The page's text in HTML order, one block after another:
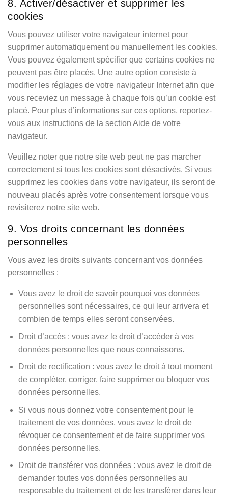
8. Activer/désactiver et supprimer les
cookies
Vous pouvez utiliser votre navigateur internet pour
supprimer automatiquement ou manuellement les cookies.
Vous pouvez également spécifier que certains cookies ne
peuvent pas être placés. Une autre option consiste à
modifier les réglages de votre navigateur Internet afin que
vous receviez un message à chaque fois qu’un cookie est
placé. Pour plus d’informations sur ces options, reportez-
vous aux instructions de la section Aide de votre
navigateur.
Veuillez noter que notre site web peut ne pas marcher
correctement si tous les cookies sont désactivés. Si vous
supprimez les cookies dans votre navigateur, ils seront de
nouveau placés après votre consentement lorsque vous
revisiterez notre site web.
9. Vos droits concernant les données
personnelles
Vous avez les droits suivants concernant vos données
personnelles :
Vous avez le droit de savoir pourquoi vos données
personnelles sont nécessaires, ce qui leur arrivera et
combien de temps elles seront conservées.
Droit d’accès : vous avez le droit d’accéder à vos
données personnelles que nous connaissons.
Droit de rectification : vous avez le droit à tout moment
de compléter, corriger, faire supprimer ou bloquer vos
données personnelles.
Si vous nous donnez votre consentement pour le
traitement de vos données, vous avez le droit de
révoquer ce consentement et de faire supprimer vos
données personnelles.
Droit de transférer vos données : vous avez le droit de
demander toutes vos données personnelles au
responsable du traitement et de les transférer dans leur